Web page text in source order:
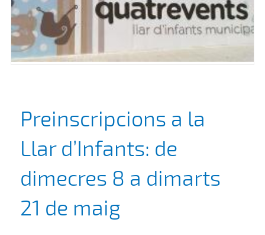
Preinscripcions a la
Llar d’Infants: de
dimecres 8 a dimarts
21 de maig